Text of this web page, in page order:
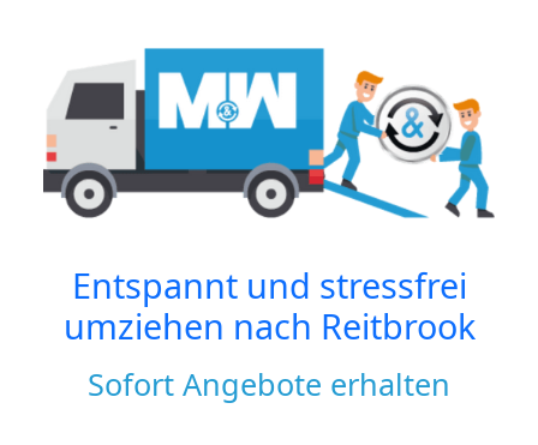
Entspannt und stressfrei
umziehen nach Reitbrook
Sofort Angebote erhalten